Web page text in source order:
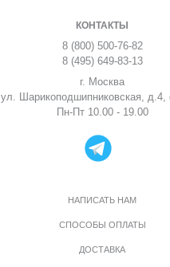
КОНТАКТЫ
8 (800) 500-76-82
8 (495) 649-83-13
г. Москва
ул. Шарикоподшипниковская, д.4,
Пн-Пт 10.00 - 19.00
НАПИСАТЬ НАМ
СПОСОБЫ ОПЛАТЫ
ДОСТАВКА